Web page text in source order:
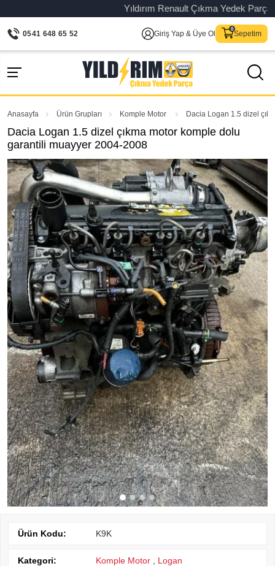
Yıldırım Renault Çıkma Yedek Parça
0541 648 65 52 Giriş Yap & Üye Ol Sepetim
Anasayfa Ürün Grupları Komple Motor Dacia Logan 1.5 dizel
Dacia Logan 1.5 dizel çıkma motor komple dolu
garantili muayyer 2004-2008
Ürün Kodu: K9K
Kategori: Komple Motor Logan